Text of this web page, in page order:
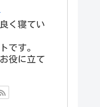
く寝てい
です。
役に立て